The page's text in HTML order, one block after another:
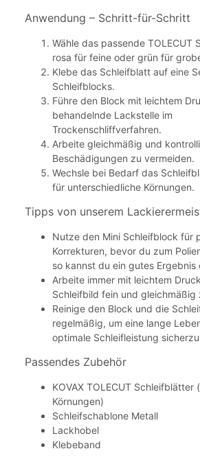
Anwendung – Schritt-für-Schritt
Wähle das passende TOLECUT
rosa für feine oder grün für
Klebe das Schleifblatt auf eine
Schleifblocks.
Führe den Block mit leichtem
behandelnde Lackstelle im
Trockenschliffverfahren.
Arbeite gleichmäßig und
Beschädigungen zu vermeiden.
Wechsle bei Bedarf das
für unterschiedliche Körnungen.
Tipps von unserem
Nutze den Mini Schleifblock für
Korrekturen, bevor du zum
so kannst du ein gutes Ergebnis
Arbeite immer mit leichtem
Schleifbild fein und gleichmäßig
Reinige den Block und die
regelmäßig, um eine lange
optimale Schleifleistung
Passendes Zubehör
KOVAX TOLECUT Schleifblätter
Körnungen)
Schleifschablone Metall
Lackhobel
Klebeband